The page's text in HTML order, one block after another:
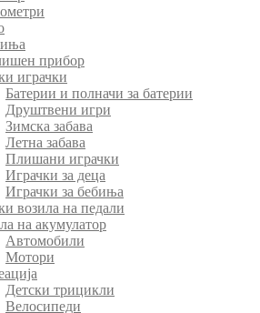
прибор
играчки
Батерии и полначи за батерии
Друштвени игри
Зимска забава
Летна забава
Плишани играчки
Играчки за деца
Играчки за бебиња
возила на педали
на акумулатор
Автомобили
Мотори
Детски трицикли
Велосипеди